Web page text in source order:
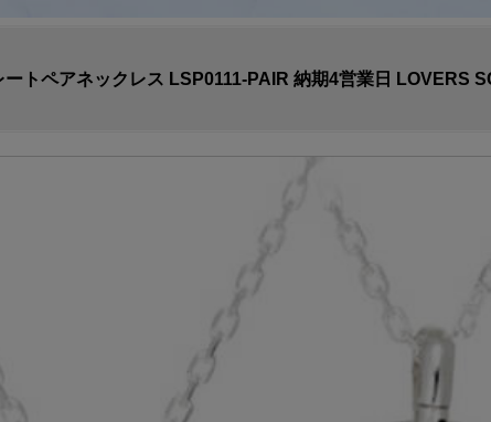
トペアネックレス LSP0111-PAIR 納期4営業日 LOVERS